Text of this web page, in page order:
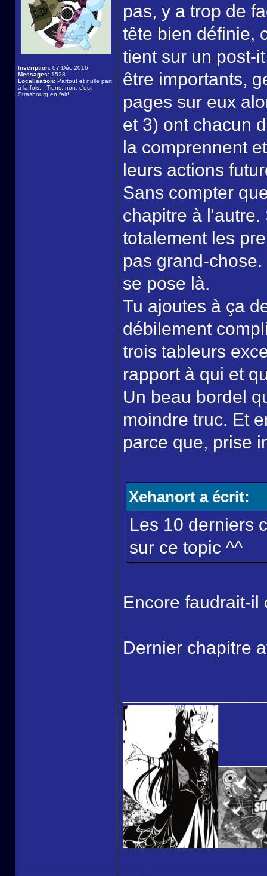
Inscription: 07 Déc 2016
Messages: 1528
Localisation: Partout et nulle part
à la fois... Tiens, non, c'est
Strasbourg en fait!
pas, y a trop de
tête bien définie,
tient sur un post-
être importants,
pages sur eux
et 3) ont chacun
la comprennent
leurs actions
Sans compter
chapitre à
totalement les
pas grand-
se pose là.
Tu ajoutes à ça
débilement
trois tableurs
rapport à qui et
Un beau bordel
moindre truc. Et
parce que, prise
Xehanort a écrit:
Les 10 derniers
sur ce topic ^^
Encore faudrait-il
Dernier chapitre